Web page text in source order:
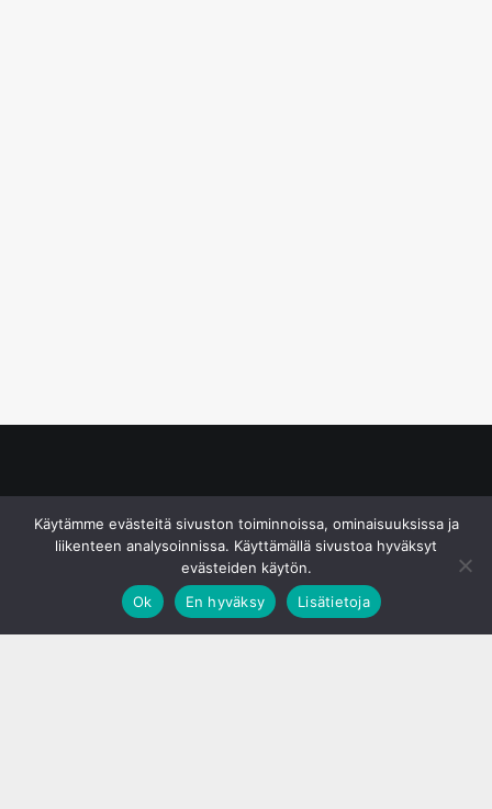
Käytämme evästeitä sivuston toiminnoissa, ominaisuuksissa ja
liikenteen analysoinnissa. Käyttämällä sivustoa hyväksyt
evästeiden käytön.
Ok
En hyväksy Lisätietoja